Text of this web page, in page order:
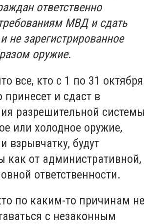
ответственно
МВД и сдать
не зарегистрированное
оружие.
все, кто с 1 по 31 октября
принесет и сдаст в
разрешительной системы
или холодное оружие,
взрывчатку, будут
как от административной,
ответственности.
по каким-то причинам не
с незаконным